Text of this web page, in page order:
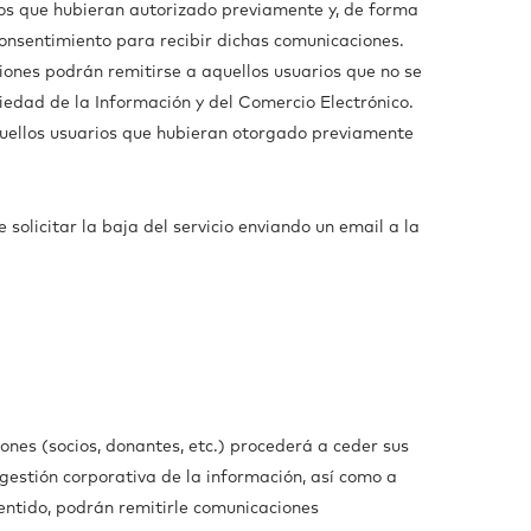
que hubieran autorizado previamente y, de forma
para recibir dichas comunicaciones.
podrán remitirse a aquellos usuarios que no se
de la Información y del Comercio Electrónico.
usuarios que hubieran otorgado previamente
solicitar la baja del servicio enviando un email a la
(socios, donantes, etc.) procederá a ceder sus
corporativa de la información, así como a
podrán remitirle comunicaciones